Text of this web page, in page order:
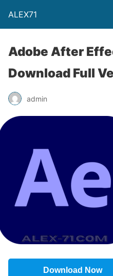
ALEX71
Adobe After
Download Full
admin
Download Now